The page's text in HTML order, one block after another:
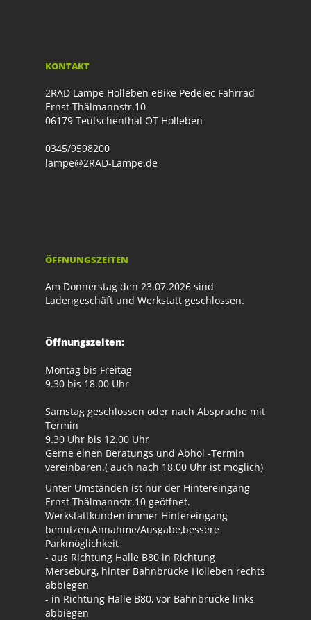
KONTAKT
2RAD Lampe Holleben eBike Pedelec Fahrrad
Ernst Thälmannstr.10
06179 Teutschenthal OT Holleben
0345/9598200
lampe@2RAD-Lampe.de
ÖFFNUNGSZEITEN
Am Donnerstag den 23.07.2026 sind
Ladengeschäft und Werkstatt geschlossen.
Öffnungszeiten:
Montag bis Freitag
9.30 bis 18.00 Uhr
Samstag geschlossen oder nach Absprache mit
Termin
9.30 Uhr bis 12.00 Uhr
Gerne einen Beratungs und Abhol -Termin
vereinbaren.( auch nach 18.00 Uhr ist möglich)
Unter Umständen ist nur der Hintereingang
Ernst Thälmannstr.10 geöffnet.
Werkstattkunden immer Hintereingang
benutzen,Annahme/Ausgabe,bessere
Parkmöglichkeit
- aus Richtung Halle B80 in Richtung
Merseburg, hinter Bahnbrücke Holleben rechts
abbiegen
- in Richtung Halle B80, vor Bahnbrücke links
abbiegen